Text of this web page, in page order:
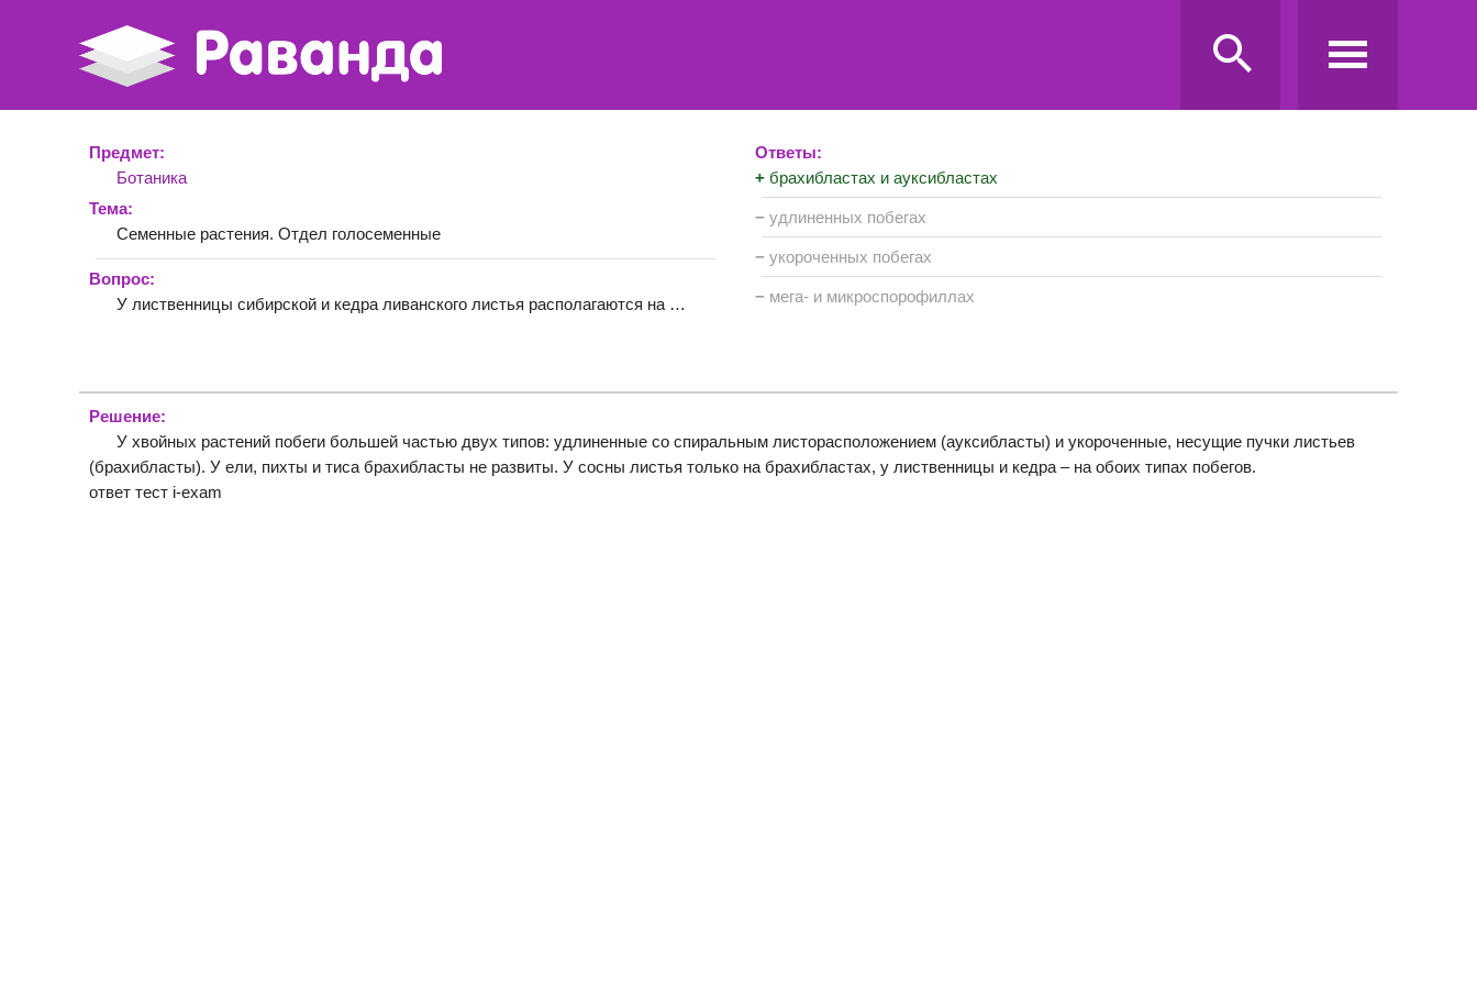
Предмет:
Ботаника
Тема:
Семенные растения. Отдел голосеменные
Вопрос:
У лиственницы сибирской и кедра ливанского листья располагаются на …
Ответы:
+ брахибластах и ауксибластах
− удлиненных побегах
− укороченных побегах
− мега- и микроспорофиллах
Решение:
У хвойных растений побеги большей частью двух типов: удлиненные со спиральным листорасположением (ауксибласты) и укороченные, несущие пучки листьев
(брахибласты). У ели, пихты и тиса брахибласты не развиты. У сосны листья только на брахибластах, у лиственницы и кедра – на обоих типах побегов.
ответ тест i-exam